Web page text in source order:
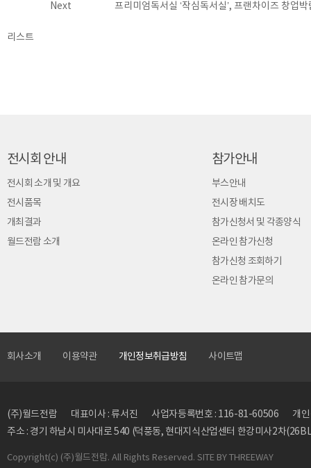
Next
프리미엄독서실 ‘작심독서실’, 프랜차이즈 창업
리스트
전시회 안내
전시회 소개 및 개요
전시품목
개최결과
월드전람 소개
참가안내
부스안내
전시장 배치도
참가신청서 및 각종양식
온라인 참가신청
참가신청 조회하기
온라인 참가문의
회사소개 이용약관 개인정보취급방침 사이트맵
(주)월드전람 대표이사 : 류서진 사업자등록번호 : 116-81-60506
개
주소 : 경기 하남시 미사대로 540 (덕풍동, 현대지식산업센터 한강미사2차
Copyright(c) (주)월드전람. All Rights Reserved. SITE BY THREEWAY